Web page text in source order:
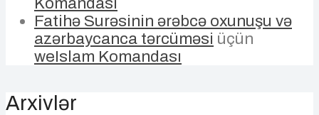
Fatihə Surəsinin ərəbcə oxunuşu və
azərbaycanca tərcüməsi üçün
weIslam Komandası
Arxivlər